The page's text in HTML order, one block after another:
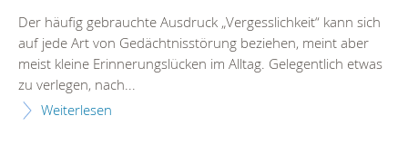
Der häufig gebrauchte Ausdruck „Vergesslichkeit“ kann sich
auf jede Art von Gedächtnisstörung beziehen, meint aber
meist kleine Erinnerungslücken im Alltag. Gelegentlich etwas
zu verlegen, nach...
Weiterlesen